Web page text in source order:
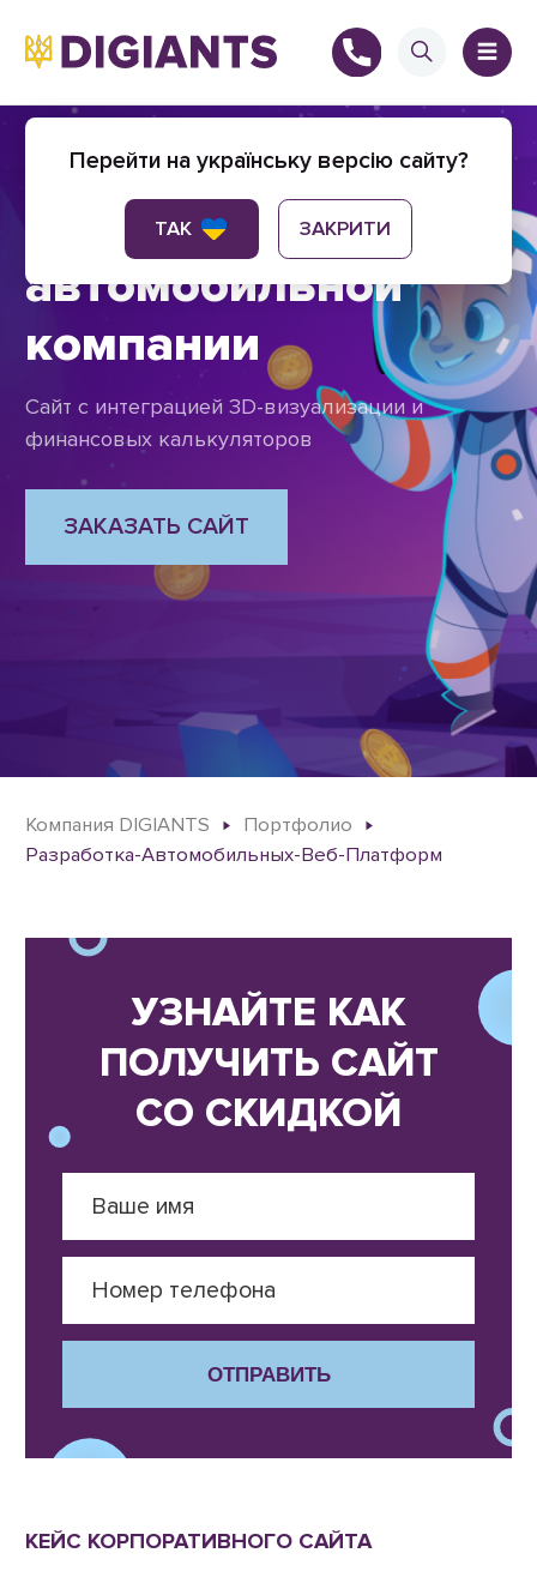
Корпоративный
сайт для
автомобильной
компании
Сайт с интеграцией 3D-визуализации и
финансовых калькуляторов
ЗАКАЗАТЬ САЙТ
Компания DIGIANTS
Портфолио
Разработка-Автомобильных-Веб-Платформ
УЗНАЙТЕ КАК
ПОЛУЧИТЬ САЙТ
СО СКИДКОЙ
ОТПРАВИТЬ
КЕЙС КОРПОРАТИВНОГО САЙТА
+
Перейти на українську версію сайту?
ЗАКРИТИ
ТАК